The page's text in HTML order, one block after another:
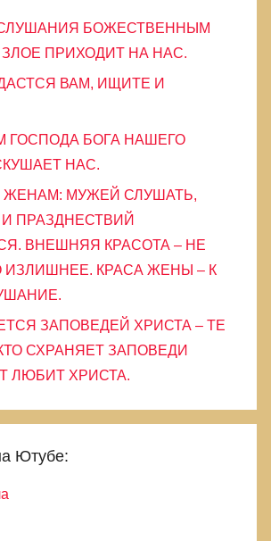
БОЖЕСТВЕННЫМ
ЗЛОЕ ПРИХОДИТ НА НАС.
ВАМ, ИЩИТЕ И
ГОСПОДА БОГА НАШЕГО
НАС.
ЖЕНАМ: МУЖЕЙ СЛУШАТЬ,
ПРАЗДНЕСТВИЙ
ВНЕШНЯЯ КРАСОТА – НЕ
ИЗЛИШНЕЕ. КРАСА ЖЕНЫ – К
ЗАПОВЕДЕЙ ХРИСТА – ТЕ
СХРАНЯЕТ ЗАПОВЕДИ
ЛЮБИТ ХРИСТА.
Ютубе: